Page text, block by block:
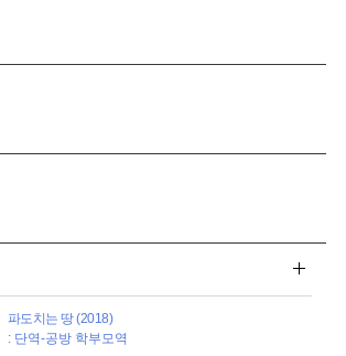
파도치는 땅 (2018)
: 단역-공방 학부모역